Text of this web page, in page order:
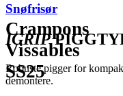
Crampons
Vissables
SS25
Snøfrisør
IGRIP
Robuste pigger for
demontere.